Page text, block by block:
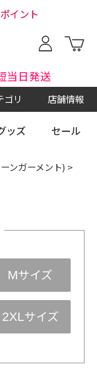
イント
当日発送
ゴリ 店舗情報
ッズ セール
ンガーメント) >
Mサイズ
2XLサイズ